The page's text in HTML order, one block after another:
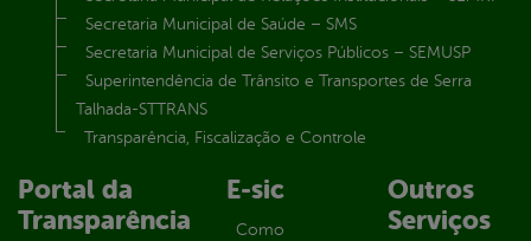
Secretaria Municipal de Saúde – SMS
Secretaria Municipal de Serviços Públicos – SEMUSP
Superintendência de Trânsito e Transportes de Serra
Talhada-STTRANS
Transparência, Fiscalização e Controle
Portal da
Transparência
E-sic
Como
Outros
Serviços